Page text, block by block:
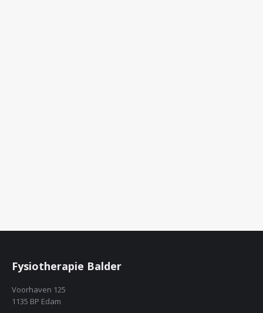
Fysiotherapie Balder
Voorhaven 125
1135 BP Edam